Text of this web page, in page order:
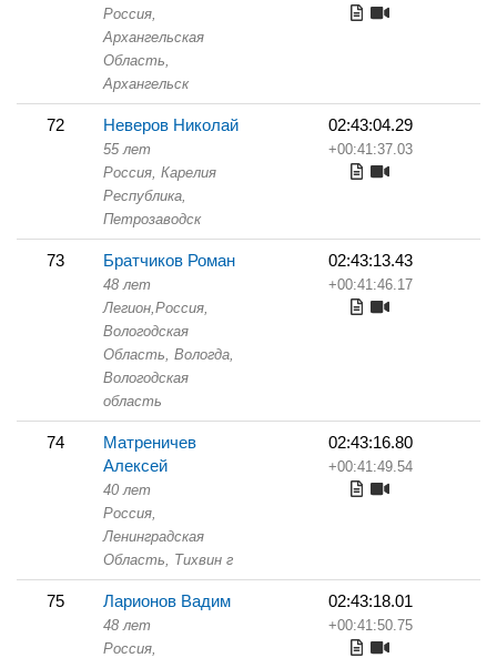
Россия,
Архангельская
Область,
Архангельск
72 Неверов Николай
55 лет
Россия, Карелия
Республика,
Петрозаводск
02:43:04.29
+00:41:37.03
73 Братчиков Роман
48 лет
Легион,Россия,
Вологодская
Область, Вологда,
Вологодская
область
02:43:13.43
+00:41:46.17
74
Матреничев
Алексей
40 лет
Россия,
Ленинградская
Область, Тихвин г
02:43:16.80
+00:41:49.54
75 Ларионов Вадим
48 лет
Россия,
02:43:18.01
+00:41:50.75